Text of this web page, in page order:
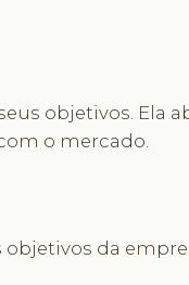
objetivos. Ela
o mercado.
da